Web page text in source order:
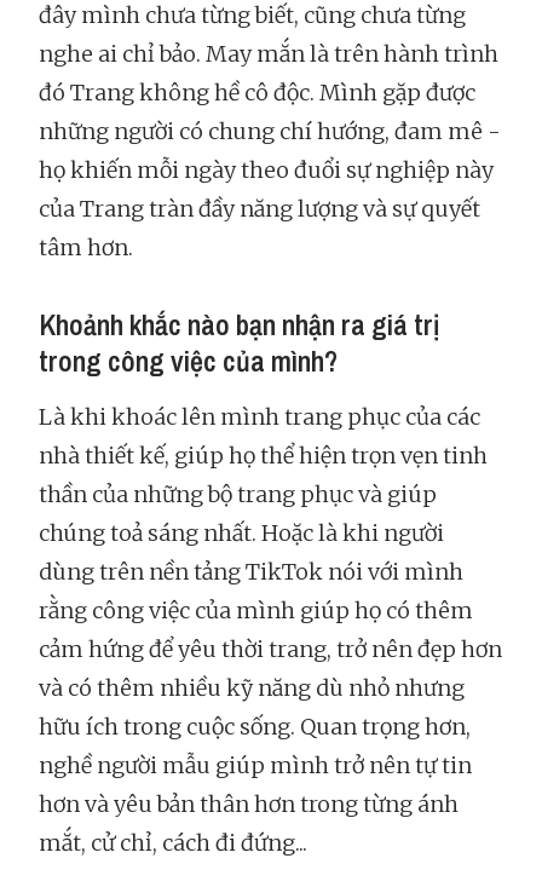
đây mình chưa từng biết, cũng chưa từng
nghe ai chỉ bảo. May mắn là trên hành trình
đó Trang không hề cô độc. Mình gặp được
những người có chung chí hướng, đam mê -
họ khiến mỗi ngày theo đuổi sự nghiệp này
của Trang tràn đầy năng lượng và sự quyết
tâm hơn.
Khoảnh khắc nào bạn nhận ra giá trị
trong công việc của mình?
Là khi khoác lên mình trang phục của các
nhà thiết kế, giúp họ thể hiện trọn vẹn tinh
thần của những bộ trang phục và giúp
chúng toả sáng nhất. Hoặc là khi người
dùng trên nền tảng TikTok nói với mình
rằng công việc của mình giúp họ có thêm
cảm hứng để yêu thời trang, trở nên đẹp hơn
và có thêm nhiều kỹ năng dù nhỏ nhưng
hữu ích trong cuộc sống. Quan trọng hơn,
nghề người mẫu giúp mình trở nên tự tin
hơn và yêu bản thân hơn trong từng ánh
mắt, cử chỉ, cách đi đứng...